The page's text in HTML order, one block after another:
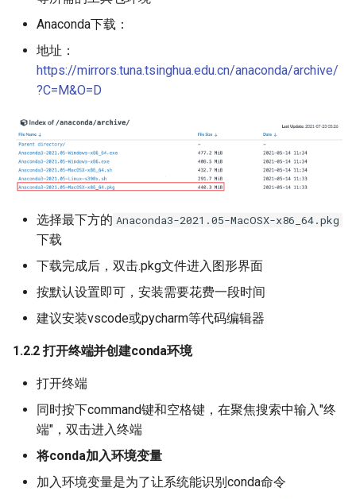
Anaconda下载：
地址：
https://mirrors.tuna.tsinghua.edu.cn/anaconda/archive/
?C=M&O=D
选择最下方的 Anaconda3-2021.05-MacOSX-x86_64.pkg
下载
下载完成后，双击.pkg文件进入图形界面
按默认设置即可，安装需要花费一段时间
建议安装vscode或pycharm等代码编辑器
1.2.2 打开终端并创建conda环境
打开终端
同时按下command键和空格键，在聚焦搜索中输入"终
端"，双击进入终端
将conda加入环境变量
加入环境变量是为了让系统能识别conda命令